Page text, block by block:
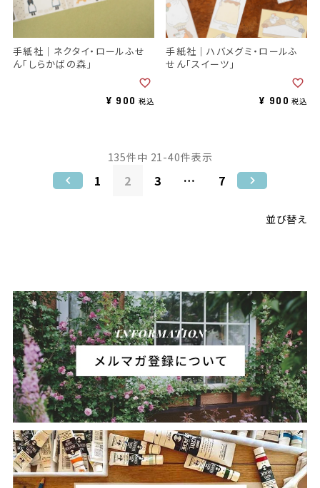
手紙社｜ネクタイ・ロールふせ
ん「しらかばの森」
¥ 900 税込
手紙社｜ハバメグミ・ロールふ
せん「スイーツ」
¥ 900 税込
並び替え
135件中 21-40件表示
1 2 3 … 7